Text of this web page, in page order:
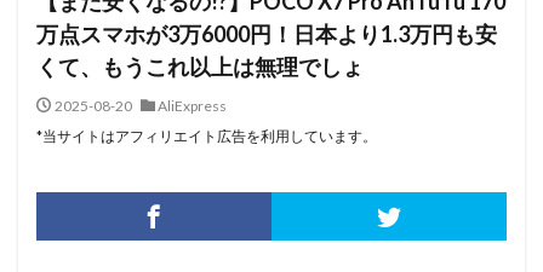
万点スマホが3万6000円！日本より1.3万円も安
くて、もうこれ以上は無理でしょ
2025-08-20
AliExpress
*当サイトはアフィリエイト広告を利用しています。